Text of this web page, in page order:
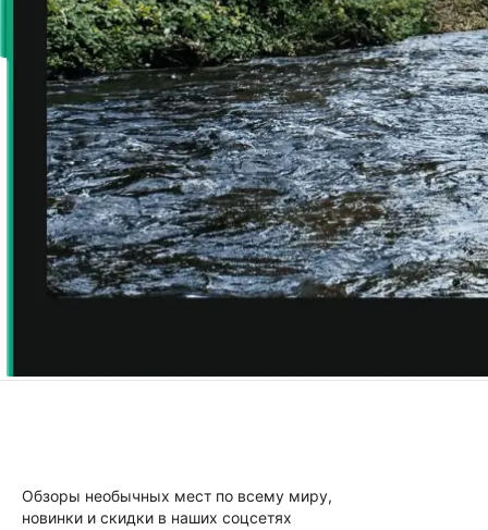
Обзоры необычных мест по всему миру,
новинки и скидки в наших соцсетях